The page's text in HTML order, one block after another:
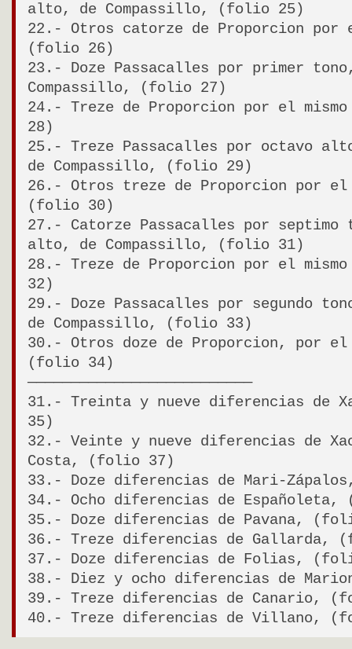
alto, de Compassillo, (folio 25)
22.- Otros catorze de Proporcion por
(folio 26)
23.- Doze Passacalles por primer
Compassillo, (folio 27)
24.- Treze de Proporcion por el
28)
25.- Treze Passacalles por octavo
de Compassillo, (folio 29)
26.- Otros treze de Proporcion por el
(folio 30)
27.- Catorze Passacalles por septimo
alto, de Compassillo, (folio 31)
28.- Treze de Proporcion por el
32)
29.- Doze Passacalles por segundo
de Compassillo, (folio 33)
30.- Otros doze de Proporcion, por el
(folio 34)
——————————————————————————
31.- Treinta y nueve diferencias de
35)
32.- Veinte y nueve diferencias de
Costa, (folio 37)
33.- Doze diferencias de Mari-
34.- Ocho diferencias de
35.- Doze diferencias de Pavana,
36.- Treze diferencias de Gallarda,
37.- Doze diferencias de Folias,
38.- Diez y ocho diferencias de
39.- Treze diferencias de Canario,
40.- Treze diferencias de Villano,